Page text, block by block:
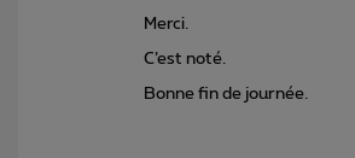
Merci.
C’est noté.
Bonne fin de journée.